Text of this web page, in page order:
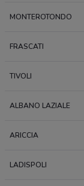
MONTEROTONDO
FRASCATI
TIVOLI
ALBANO LAZIALE
ARICCIA
LADISPOLI